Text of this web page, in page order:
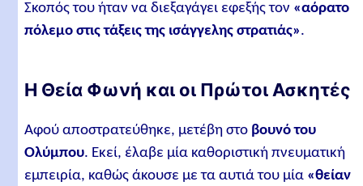
Σκοπός του ήταν να διεξαγάγει εφεξής τον «αόρατο
πόλεμο στις τάξεις της ισάγγελης στρατιάς».
Η Θεία Φωνή και οι Πρώτοι Ασκητές
Αφού αποστρατεύθηκε, μετέβη στο βουνό του
Ολύμπου. Εκεί, έλαβε μία καθοριστική πνευματική
εμπειρία, καθώς άκουσε με τα αυτιά του μία «θείαν